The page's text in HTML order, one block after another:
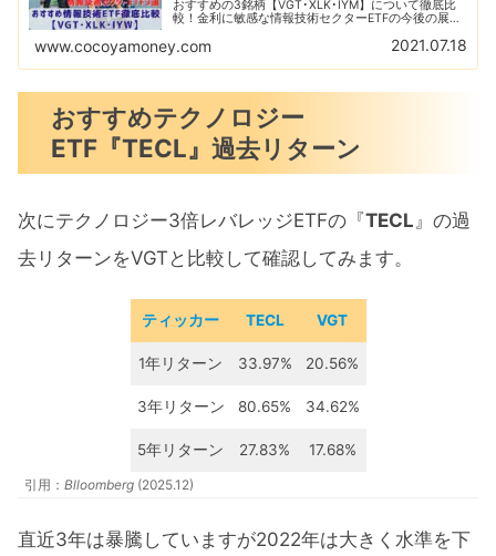
おすすめの3銘柄【VGT･XLK･IYM】について徹底比
較！金利に敏感な情報技術セクターETFの今後の展望
ーに今後も期待！
www.cocoyamoney.com 2021.07.18
おすすめテクノロジー
ETF『TECL』過去リターン
次にテクノロジー3倍レバレッジETFの『TECL 』の過
去リターンをVGTと比較して確認してみます。
ティッカー TECL VGT
1年リターン 33.97% 20.56%
3年リターン 80.65% 34.62%
5年リターン 27.83% 17.68%
引用： Blloomberg (2025.12)
直近3年は暴騰していますが2022年は大きく水準を下